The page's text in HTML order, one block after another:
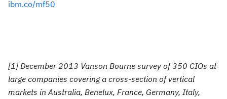
ibm.co/mf50
[1] December 2013 Vanson Bourne survey of 350 CIOs at
large companies covering a cross-section of vertical
markets in Australia, Benelux, France, Germany, Italy,